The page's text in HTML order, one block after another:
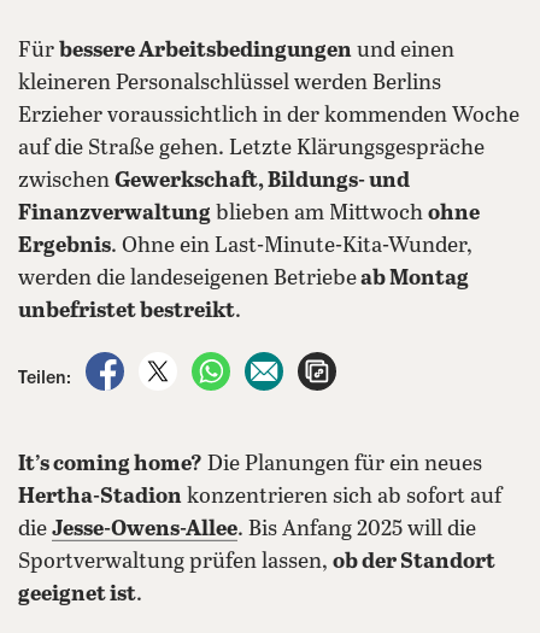
Für bessere Arbeitsbedingungen und einen
kleineren Personalschlüssel werden Berlins
Erzieher voraussichtlich in der kommenden Woche
auf die Straße gehen. Letzte Klärungsgespräche
zwischen Gewerkschaft, Bildungs- und
Finanzverwaltung blieben am Mittwoch ohne
Ergebnis. Ohne ein Last-Minute-Kita-Wunder,
werden die landeseigenen Betriebeab Montag
unbefristet bestreikt.
Teilen:
auf Facebook teilen
auf X teilenper WhatsApp teilen
per E-Mail teilen
It’s coming home? Die Planungen für ein neues
Hertha-Stadion konzentrieren sich ab sofort auf
die Jesse-Owens-Allee. Bis Anfang 2025 will die
Sportverwaltung prüfen lassen, ob der Standort
geeignet ist.